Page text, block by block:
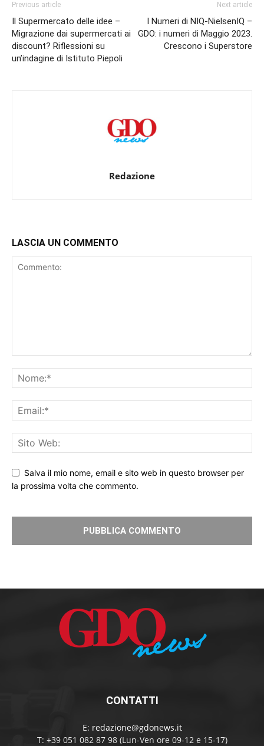
Previous article
Il Supermercato delle idee –
Migrazione dai supermercati ai
discount? Riflessioni su
un’indagine di Istituto Piepoli
Next article
I Numeri di NIQ-NielsenIQ –
GDO: i numeri di Maggio 2023.
Crescono i Superstore
Redazione
LASCIA UN COMMENTO
Salva il mio nome, email e sito web in questo browser per
la prossima volta che commento.
CONTATTI
E: redazione@gdonews.it
T: +39 051 082 87 98 (Lun-Ven ore 09-12 e 15-17)